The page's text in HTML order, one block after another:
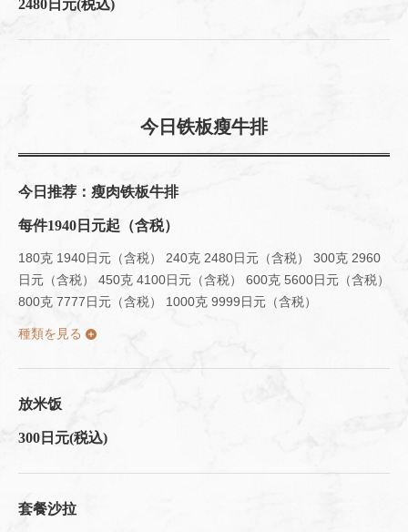
2480日元(税込)
今日铁板瘦牛排
今日推荐：瘦肉铁板牛排
每件1940日元起（含税）
180克 1940日元（含税） 240克 2480日元（含税） 300克 2960
日元（含税） 450克 4100日元（含税） 600克 5600日元（含税）
800克 7777日元（含税） 1000克 9999日元（含税）
種類を見る
放米饭
300日元(税込)
套餐沙拉